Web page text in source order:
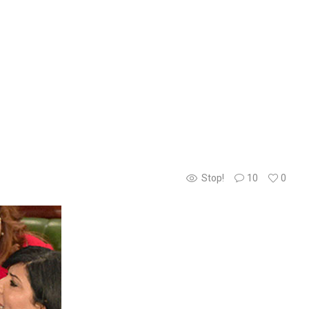
Stop! 10 0